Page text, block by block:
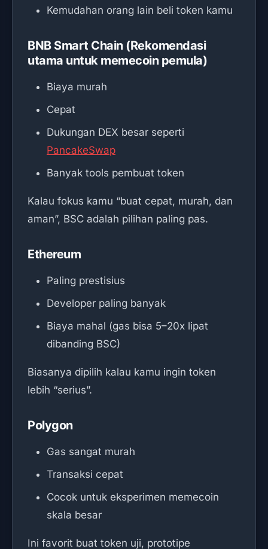
Kemudahan orang lain beli token kamu
BNB Smart Chain (Rekomendasi
utama untuk memecoin pemula)
Biaya murah
Cepat
Dukungan DEX besar seperti
PancakeSwap
Banyak tools pembuat token
Kalau fokus kamu “buat cepat, murah, dan
aman”, BSC adalah pilihan paling pas.
Ethereum
Paling prestisius
Developer paling banyak
Biaya mahal (gas bisa 5–20x lipat
dibanding BSC)
Biasanya dipilih kalau kamu ingin token
lebih “serius”.
Polygon
Gas sangat murah
Transaksi cepat
Cocok untuk eksperimen memecoin
skala besar
Ini favorit buat token uji, prototipe